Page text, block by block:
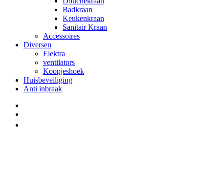
Badkraan
Keukenkraan
Sanitair Kraan
Accessoires
Diversen
Elektra
ventilators
Koopjeshoek
Huisbeveiliging
Anti inbraak